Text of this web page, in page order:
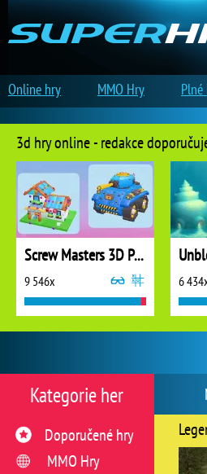
Kategorie her
Doporučené hry
MMO Hry
3d hry online - redakce
Screw Masters 3D Puzzle
9 546x 6
Online hry MMO Hry